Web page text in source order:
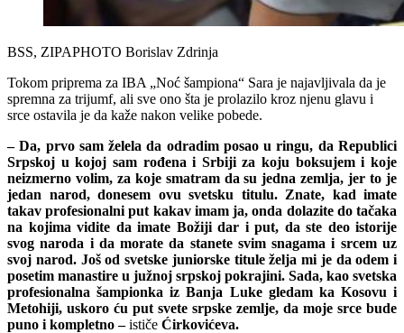
BSS, ZIPAPHOTO Borislav Zdrinja
Tokom priprema za IBA „Noć šampiona“ Sara je najavljivala da je
spremna za trijumf, ali sve ono šta je prolazilo kroz njenu glavu i
srce ostavila je da kaže nakon velike pobede.
–Da, prvo sam želela da odradim posao u ringu, da Republici
Srpskoj u kojoj sam rođena i Srbiji za koju boksujem i koje
neizmerno volim, za koje smatram da su jedna zemlja, jer to je
jedan narod, donesem ovu svetsku titulu. Znate, kad imate
takav profesionalni put kakav imam ja, onda dolazite do tačaka
na kojima vidite da imate Božiji dar i put, da ste deo istorije
svog naroda i da morate da stanete svim snagama i srcem uz
svoj narod. Još od svetske juniorske titule želja mi je da odem i
posetim manastire u južnoj srpskoj pokrajini. Sada, kao svetska
profesionalna šampionka iz Banja Luke gledam ka Kosovu i
Metohiji, uskoro ću put svete srpske zemlje, da moje srce bude
puno i kompletno –ističe Ćirkovićeva.